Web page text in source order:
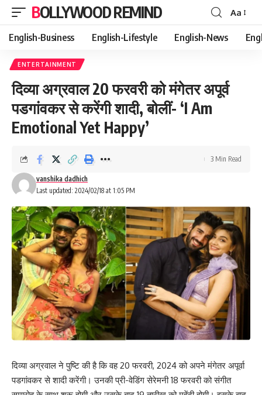
BOLLYWOOD REMIND
Font
Resizer
Aa
English-Business English-Lifestyle English-News
ENTERTAINMENT
दिव्या अग्रवाल 20 फरवरी को मंगेतर अपूर्व
पडगांवकर से करेंगी शादी, बोलीं- ‘I Am
Emotional Yet Happy’
Last updated: 2024/02/18 at 1:05 PM
vanshika dadhich
3 Min Read
दिव्या अग्रवाल ने पुष्टि की है कि वह 20 फरवरी, 2024 को अपने मंगेतर अपूर्वा
पडगांवकर से शादी करेंगी। उनकी प्री-वेडिंग सेरेमनी 18 फरवरी को संगीत